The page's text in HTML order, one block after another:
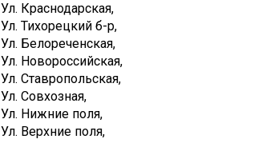
Ул. Краснодарская,
Ул. Тихорецкий б-р,
Ул. Белореченская,
Ул. Новороссийская,
Ул. Ставропольская,
Ул. Совхозная,
Ул. Нижние поля,
Ул. Верхние поля,